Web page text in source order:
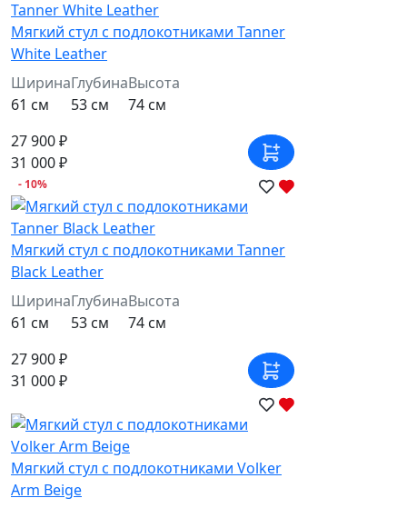
Мягкий стул с подлокотниками Tanner
White Leather
Ширина
61 см
Глубина
53 см
Высота
74 см
27 900 ₽
31 000 ₽
- 10%
Мягкий стул с подлокотниками Tanner
Black Leather
Ширина
61 см
Глубина
53 см
Высота
74 см
27 900 ₽
31 000 ₽
Мягкий стул с подлокотниками Volker
Arm Beige